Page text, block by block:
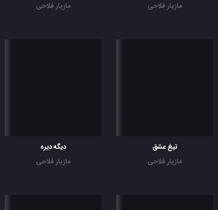
مازیار فلاحی
مازیار فلاحی
تیغ عشق
مازیار فلاحی
دیگه دیره
مازیار فلاحی